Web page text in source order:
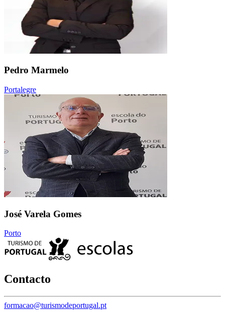
Pedro Marmelo
Portalegre
José Varela Gomes
Porto
Contacto
formacao@turismodeportugal.pt